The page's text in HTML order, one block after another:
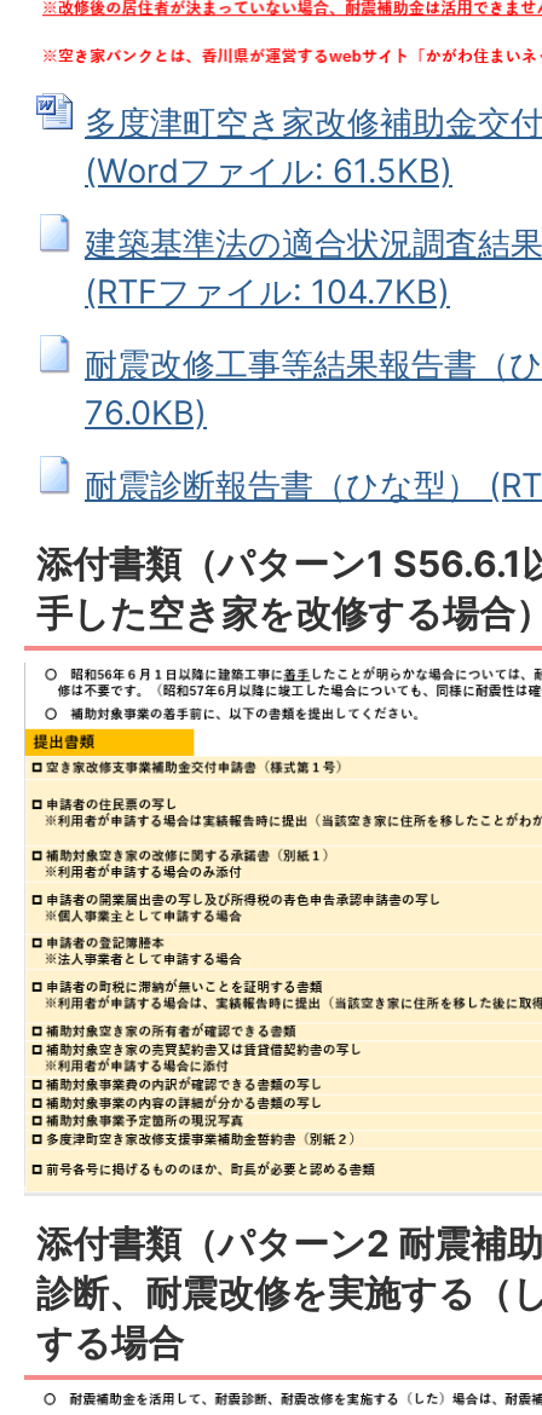
多度津町空き家改修補助金交
(Wordファイル: 61.5KB)
建築基準法の適合状況調査結
(RTFファイル: 104.7KB)
耐震改修工事等結果報告書（
76.0KB)
耐震診断報告書（ひな型）
添付書類（パターン1 S56.6.1
手した空き家を改修する場合
添付書類（パターン2 耐震補
診断、耐震改修を実施する（
する場合